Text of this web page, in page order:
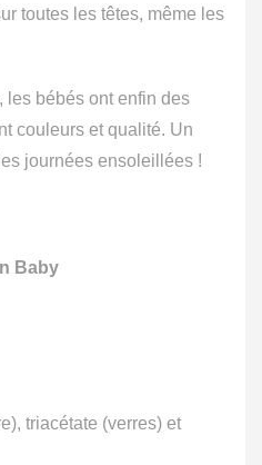
toutes les têtes, même les
les bébés ont enfin des
couleurs et qualité. Un
journées ensoleillées !
Baby
triacétate (verres) et